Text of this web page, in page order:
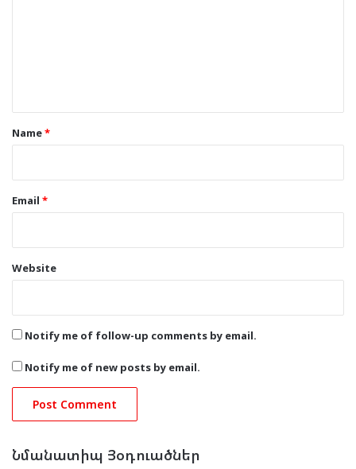
*Name*
Email *
Website
Notify me of follow-up comments by email.
Notify me of new posts by email.
Նմանատիպ Յօդուածներ